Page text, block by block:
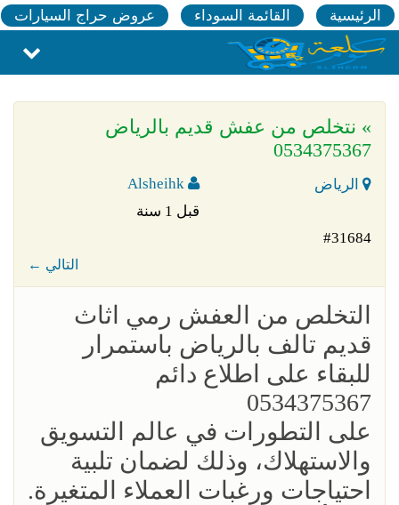
الرئيسية القائمة السوداء عروض حراج السيارات
» نتخلص من عفش قديم بالرياض
0534375367
الرياض
قبل 1 سنة
#31684
← التالي
التخلص من العفش رمي اثاث
قديم تالف بالرياض باستمرار
للبقاء على اطلاع دائم
0534375367
على التطورات في عالم التسويق
والاستهلاك، وذلك لضمان تلبية
احتياجات ورغبات العملاء المتغيرة.